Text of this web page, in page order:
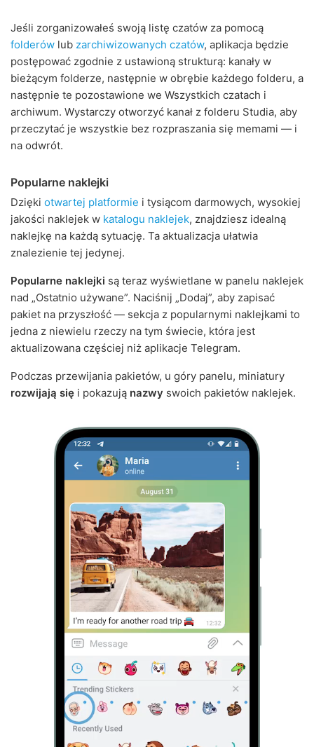
Jeśli zorganizowałeś swoją listę czatów za pomocą
folderów lub zarchiwizowanych czatów, aplikacja będzie
postępować zgodnie z ustawioną strukturą: kanały w
bieżącym folderze, następnie w obrębie każdego folderu, a
następnie te pozostawione we Wszystkich czatach i
archiwum. Wystarczy otworzyć kanał z folderu Studia, aby
przeczytać je wszystkie bez rozpraszania się memami — i
na odwrót.
Popularne naklejki
Dzięki otwartej platformie i tysiącom darmowych, wysokiej
jakości naklejek w katalogu naklejek, znajdziesz idealną
naklejkę na każdą sytuację. Ta aktualizacja ułatwia
znalezienie tej jedynej.
Popularne naklejki są teraz wyświetlane w panelu naklejek
nad „Ostatnio używane”. Naciśnij „Dodaj”, aby zapisać
pakiet na przyszłość — sekcja z popularnymi naklejkami to
jedna z niewielu rzeczy na tym świecie, która jest
aktualizowana częściej niż aplikacje Telegram.
Podczas przewijania pakietów, u góry panelu, miniatury
rozwijają się i pokazują nazwy swoich pakietów naklejek.